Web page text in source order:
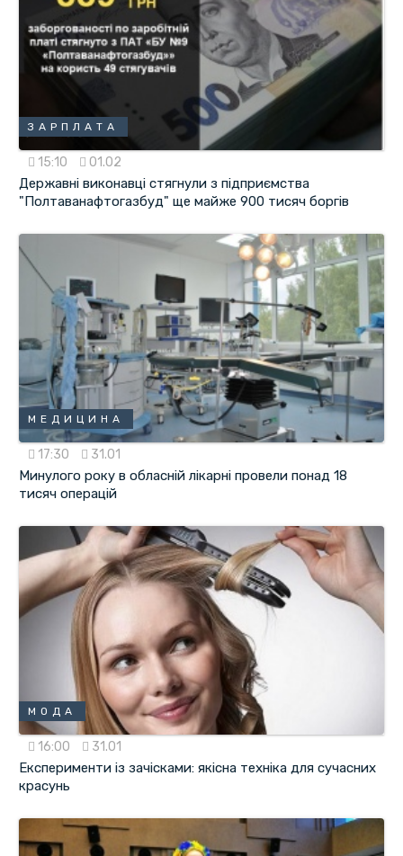
ЗАРПЛАТА
15:10 01.02
Державні виконавці стягнули з підприємства
"Полтаванафтогазбуд" ще майже 900 тисяч боргів
МЕДИЦИНА
17:30 31.01
Минулого року в обласній лікарні провели понад 18
тисяч операцій
МОДА
16:00 31.01
Експерименти із зачісками: якісна техніка для сучасних
красунь